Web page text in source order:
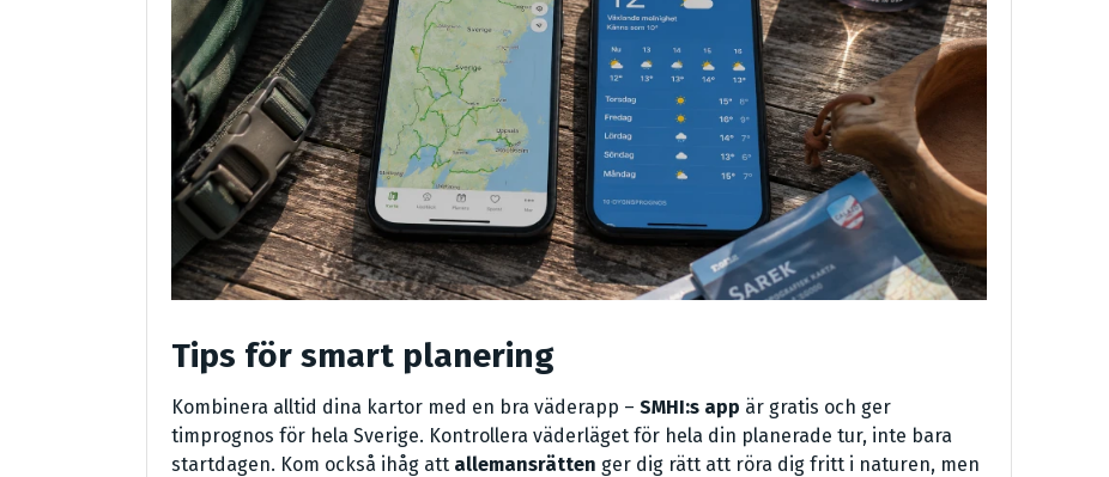
Tips för smart planering
Kombinera alltid dina kartor med en bra väderapp – SMHI:s app är gratis och ger
timprognos för hela Sverige. Kontrollera väderläget för hela din planerade tur, inte bara
startdagen. Kom också ihåg att allemansrätten ger dig rätt att röra dig fritt i naturen, men